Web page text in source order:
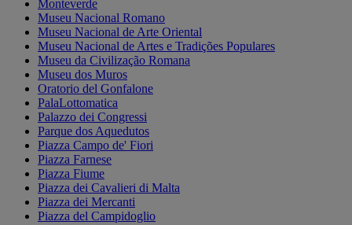
Monteverde
Museu Nacional Romano
Museu Nacional de Arte Oriental
Museu Nacional de Artes e Tradições Populares
Museu da Civilização Romana
Museu dos Muros
Oratorio del Gonfalone
PalaLottomatica
Palazzo dei Congressi
Parque dos Aquedutos
Piazza Campo de' Fiori
Piazza Farnese
Piazza Fiume
Piazza dei Cavalieri di Malta
Piazza dei Mercanti
Piazza del Campidoglio